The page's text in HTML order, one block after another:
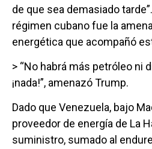
de que sea demasiado
régimen cubano fue la
energética que acompañó
> “No habrá más petróleo ni
¡nada!”, amenazó Trump.
Dado que Venezuela, bajo
proveedor de energía de La
suministro, sumado al